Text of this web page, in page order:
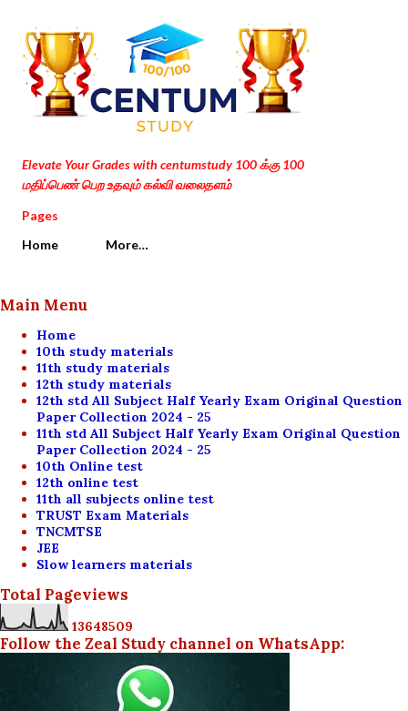
Skip to main content
Elevate Your Grades with centumstudy 100 க்கு 100
மதிப்பெண் பெற உதவும் கல்வி வலைதளம்
Pages
Home
More…
Main Menu
Home
10th study materials
11th study materials
12th study materials
12th std All Subject Half Yearly Exam Original Question
Paper Collection 2024 - 25
11th std All Subject Half Yearly Exam Original Question
Paper Collection 2024 - 25
10th Online test
12th online test
11th all subjects online test
TRUST Exam Materials
TNCMTSE
JEE
Slow learners materials
Total Pageviews
13648509
Follow the Zeal Study channel on WhatsApp: